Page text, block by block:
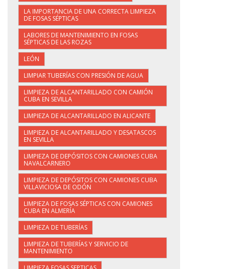
LA IMPORTANCIA DE UNA CORRECTA LIMPIEZA
DE FOSAS SÉPTICAS
LABORES DE MANTENIMIENTO EN FOSAS
SÉPTICAS DE LAS ROZAS
LEÓN
LIMPIAR TUBERÍAS CON PRESIÓN DE AGUA
LIMPIEZA DE ALCANTARILLADO CON CAMIÓN
CUBA EN SEVILLA
LIMPIEZA DE ALCANTARILLADO EN ALICANTE
LIMPIEZA DE ALCANTARILLADO Y DESATASCOS
EN SEVILLA
LIMPIEZA DE DEPÓSITOS CON CAMIONES CUBA
NAVALCARNERO
LIMPIEZA DE DEPÓSITOS CON CAMIONES CUBA
VILLAVICIOSA DE ODÓN
LIMPIEZA DE FOSAS SÉPTICAS CON CAMIONES
CUBA EN ALMERÍA
LIMPIEZA DE TUBERÍAS
LIMPIEZA DE TUBERÍAS Y SERVICIO DE
MANTENIMIENTO